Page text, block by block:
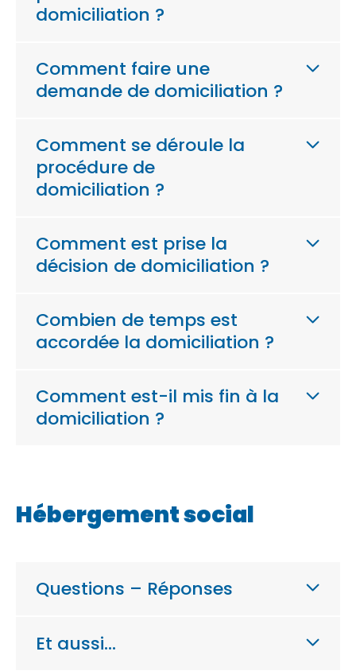
domiciliation ?
Comment faire une
demande de domiciliation ?
Comment se déroule la
procédure de
domiciliation ?
Comment est prise la
décision de domiciliation ?
Combien de temps est
accordée la domiciliation ?
Comment est-il mis fin à la
domiciliation ?
Hébergement social
Questions – Réponses
Et aussi…